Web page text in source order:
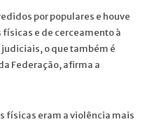
por populares e houve
e de cerceamento à
o que também é
Federação, afirma a
físicas eram a violência mais